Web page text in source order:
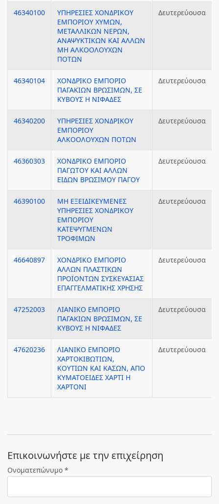
46340100
ΥΠΗΡΕΣΙΕΣ ΧΟΝΔΡΙΚΟΥ
ΕΜΠΟΡΙΟΥ ΧΥΜΩΝ,
ΜΕΤΑΛΛΙΚΩΝ ΝΕΡΩΝ,
ΑΝΑΨΥΚΤΙΚΩΝ ΚΑΙ ΑΛΛΩΝ
ΜΗ ΑΛΚΟΟΛΟΥΧΩΝ
ΠΟΤΩΝ
Δευτερεύουσα
46340104
ΧΟΝΔΡΙΚΟ ΕΜΠΟΡΙΟ
ΠΑΓΑΚΙΩΝ ΒΡΩΣΙΜΩΝ, ΣΕ
ΚΥΒΟΥΣ Η ΝΙΦΑΔΕΣ
Δευτερεύουσα
46340200
ΥΠΗΡΕΣΙΕΣ ΧΟΝΔΡΙΚΟΥ
ΕΜΠΟΡΙΟΥ
ΑΛΚΟΟΛΟΥΧΩΝ ΠΟΤΩΝ
Δευτερεύουσα
46360303
ΧΟΝΔΡΙΚΟ ΕΜΠΟΡΙΟ
ΠΑΓΩΤΟΥ ΚΑΙ ΑΛΛΩΝ
ΕΙΔΩΝ ΒΡΩΣΙΜΟΥ ΠΑΓΟΥ
Δευτερεύουσα
46390100
ΜΗ ΕΞΕΙΔΙΚΕΥΜΕΝΕΣ
ΥΠΗΡΕΣΙΕΣ ΧΟΝΔΡΙΚΟΥ
ΕΜΠΟΡΙΟΥ
ΚΑΤΕΨΥΓΜΕΝΩΝ
ΤΡΟΦΙΜΩΝ
Δευτερεύουσα
46640897
ΧΟΝΔΡΙΚΟ ΕΜΠΟΡΙΟ
ΑΛΛΩΝ ΠΛΑΣΤΙΚΩΝ
ΠΡΟΪΟΝΤΩΝ ΣΥΣΚΕΥΑΣΙΑΣ
ΕΠΑΓΓΕΛΜΑΤΙΚΗΣ ΧΡΗΣΗΣ
Δευτερεύουσα
47252003
ΛΙΑΝΙΚΟ ΕΜΠΟΡΙΟ
ΠΑΓΑΚΙΩΝ ΒΡΩΣΙΜΩΝ, ΣΕ
ΚΥΒΟΥΣ Η ΝΙΦΑΔΕΣ
Δευτερεύουσα
47620236
ΛΙΑΝΙΚΟ ΕΜΠΟΡΙΟ
ΧΑΡΤΟΚΙΒΩΤΙΩΝ,
ΚΟΥΤΙΩΝ ΚΑΙ ΚΑΣΩΝ, ΑΠΟ
ΚΥΜΑΤΟΕΙΔΕΣ ΧΑΡΤΙ Η
ΧΑΡΤΟΝΙ
Δευτερεύουσα
Eπικοινωνήστε με την επιχείρηση
Ονοματεπώνυμο *